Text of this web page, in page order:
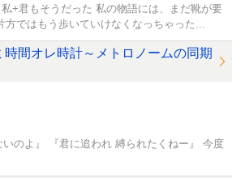
+君もそうだった 私の物語には、まだ靴が要
ではもう歩いていけなくなっちゃった...
時間オレ時計～メトロノームの同期
のよ』 『君に追われ 縛られたくねー』 今度